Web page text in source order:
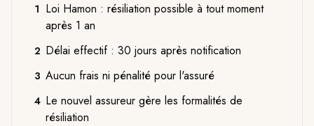
1 Loi Hamon : résiliation possible à tout moment
après 1 an
2 Délai effectif : 30 jours après notification
3 Aucun frais ni pénalité pour l'assuré
4 Le nouvel assureur gère les formalités de
résiliation